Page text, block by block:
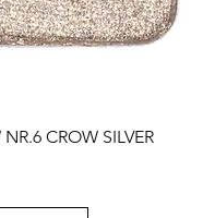
CROW SILVER